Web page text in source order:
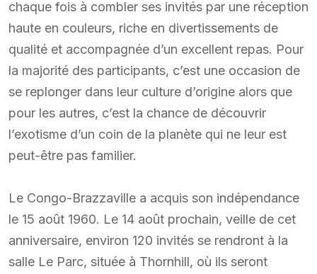
chaque fois à combler ses invités par une réception
haute en couleurs, riche en divertissements de
qualité et accompagnée d’un excellent repas. Pour
la majorité des participants, c’est une occasion de
se replonger dans leur culture d’origine alors que
pour les autres, c’est la chance de découvrir
l’exotisme d’un coin de la planète qui ne leur est
peut-être pas familier.
Le Congo-Brazzaville a acquis son indépendance
le 15 août 1960. Le 14 août prochain, veille de cet
anniversaire, environ 120 invités se rendront à la
salle Le Parc, située à Thornhill, où ils seront